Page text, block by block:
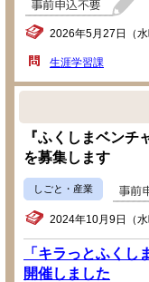
2026年5月27日（
生涯学習課
『ふくしまベン
を募集します
しごと・産業
2024年10月9日（
「キラっとふくし
開催しました